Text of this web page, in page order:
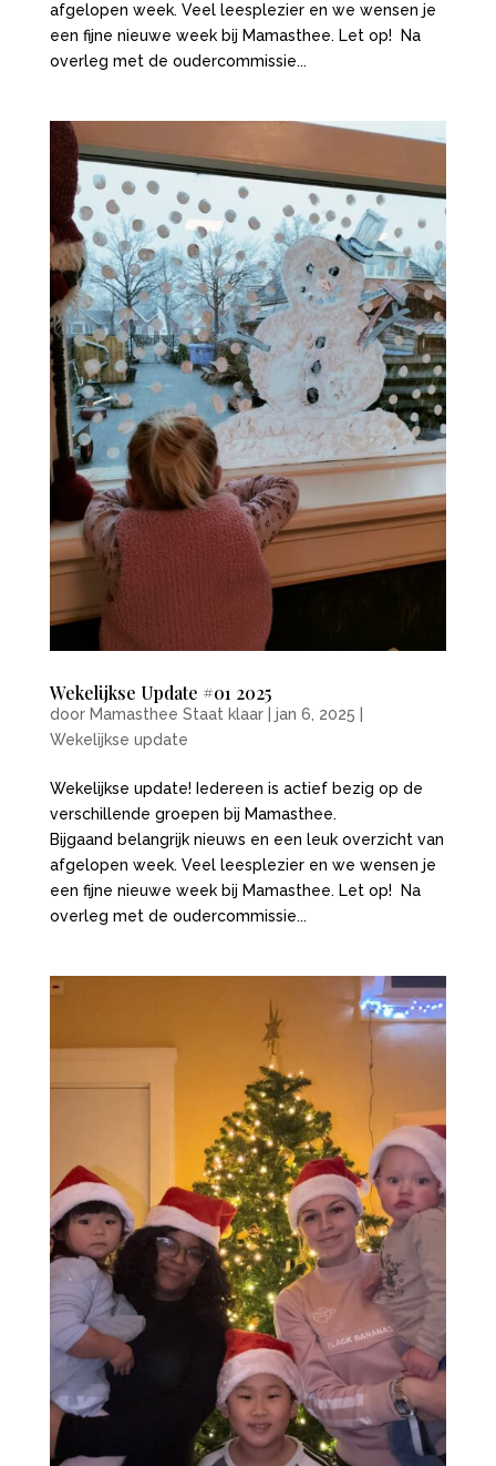
afgelopen week. Veel leesplezier en we wensen je
een fijne nieuwe week bij Mamasthee. Let op! Na
overleg met de oudercommissie...
Wekelijkse Update #01 2025
door Mamasthee Staat klaar| jan 6, 2025
Wekelijkse update
Wekelijkse update! Iedereen is actief bezig op de
verschillende groepen bij Mamasthee.
Bijgaand belangrijk nieuws en een leuk overzicht van
afgelopen week. Veel leesplezier en we wensen je
een fijne nieuwe week bij Mamasthee. Let op! Na
overleg met de oudercommissie...